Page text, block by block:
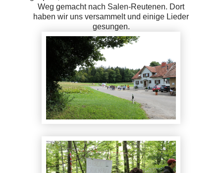
Weg gemacht nach Salen-Reutenen. Dort
haben wir uns versammelt und einige Lieder
gesungen.